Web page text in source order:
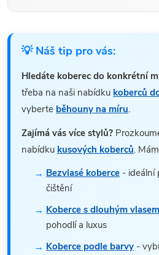
💡 Náš tip pro vás:
Hledáte koberec do konkrétní
třeba na naši nabídku koberců
vyberte běhouny na míru.
Zajímá vás více stylů?
nabídku kusových koberců.
Bezvlasé koberce - ideální
čištění
Koberce s dlouhým vlasem
pohodlí a luxus
Koberce podle barvy -